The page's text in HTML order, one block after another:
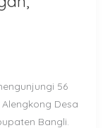
56
Desa
Bangli.